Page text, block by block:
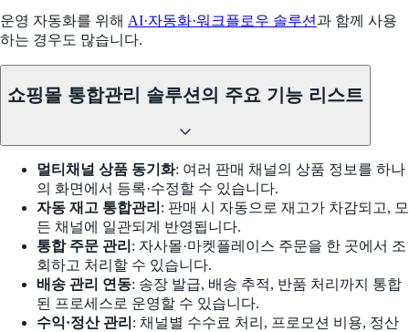
운영 자동화를 위해 AI·자동화·워크플로우 솔루션 과 함께 사용
하는 경우도 많습니다.
쇼핑몰 통합관리 솔루션의 주요 기능 리스트
멀티채널 상품 동기화: 여러 판매 채널의 상품 정보를 하나
의 화면에서 등록·수정할 수 있습니다.
자동 재고 통합관리 : 판매 시 자동으로 재고가 차감되고, 모
든 채널에 일관되게 반영됩니다.
통합 주문 관리 : 자사몰·마켓플레이스 주문을 한 곳에서 조
회하고 처리할 수 있습니다.
배송 관리 연동: 송장 발급, 배송 추적, 반품 처리까지 통합
된 프로세스로 운영할 수 있습니다.
수익·정산 관리 : 채널별 수수료 처리, 프로모션 비용, 정산